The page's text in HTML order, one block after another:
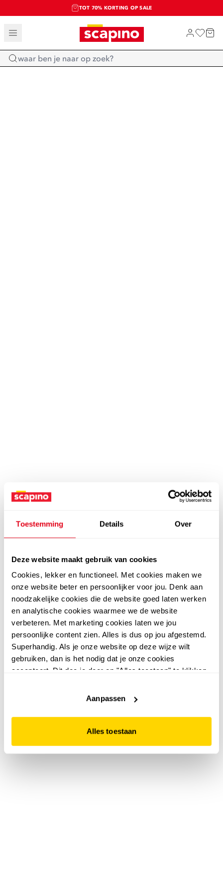
Toestemming Details Over
Deze website maakt gebruik van cookies
Cookies, lekker en functioneel. Met cookies maken we
onze website beter en persoonlijker voor jou. Denk aan
noodzakelijke cookies die de website goed laten werken
en analytische cookies waarmee we de website
verbeteren. Met marketing cookies laten we jou
persoonlijke content zien. Alles is dus op jou afgestemd.
Superhandig. Als je onze website op deze wijze wilt
gebruiken, dan is het nodig dat je onze cookies
accepteert. Dit doe je door op "Alles toestaan" te klikken.
website niet optimaal functioneert.
Aanpassen
Alles toestaan
TOT 70% KORTING OP SALE
SALE: LAATSTE KANS!
SHOP NIEUW
Home